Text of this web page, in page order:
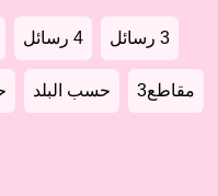
3 رسائل 4 رسائل
مقاطع3 حسب البلد